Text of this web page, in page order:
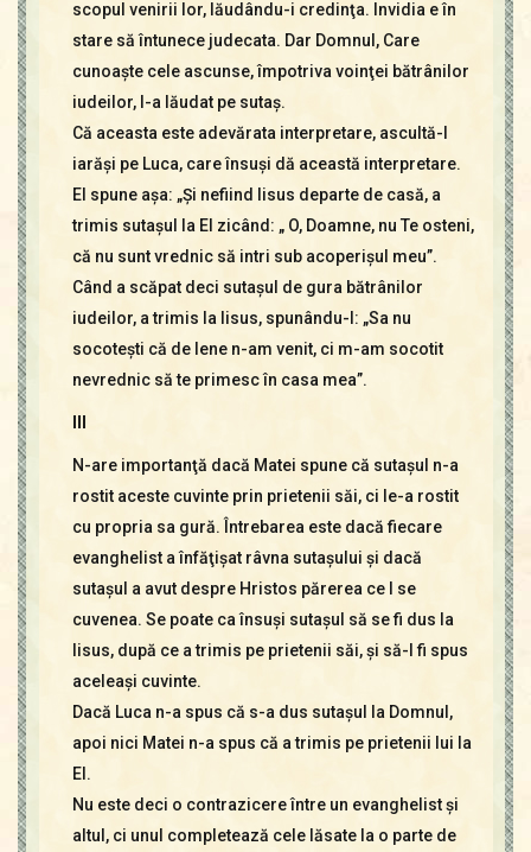
scopul venirii lor, lăudându-i credinţa. Invidia e în
stare să întunece judecata. Dar Domnul, Care
cunoaşte cele ascunse, împotriva voinţei bătrânilor
iudeilor, l-a lăudat pe sutaş.
Că aceasta este adevărata interpretare, ascultă-l
iarăşi pe Luca, care însuşi dă această interpretare.
El spune aşa: „Şi nefiind Iisus departe de casă, a
trimis sutaşul la El zicând: „ O, Doamne, nu Te osteni,
că nu sunt vrednic să intri sub acoperişul meu”.
Când a scăpat deci sutaşul de gura bătrânilor
iudeilor, a trimis la Iisus, spunându-I: „Sa nu
socoteşti că de lene n-am venit, ci m-am socotit
nevrednic să te primesc în casa mea”.
N-are importanţă dacă Matei spune că sutaşul n-a
rostit aceste cuvinte prin prietenii săi, ci le-a rostit
cu propria sa gură. Întrebarea este dacă fiecare
evanghelist a înfăţişat râvna sutaşului şi dacă
sutaşul a avut despre Hristos părerea ce I se
cuvenea. Se poate ca însuşi sutaşul să se fi dus la
Iisus, după ce a trimis pe prietenii săi, şi să-I fi spus
aceleaşi cuvinte.
Dacă Luca n-a spus că s-a dus sutaşul la Domnul,
apoi nici Matei n-a spus că a trimis pe prietenii lui la
El.
Nu este deci o contrazicere între un evanghelist şi
altul, ci unul completează cele lăsate la o parte de